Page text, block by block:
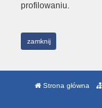
profilowaniu.
zamknij
Strona główna